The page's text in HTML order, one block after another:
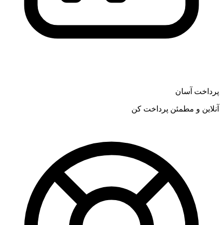
پرداخت آسان
آنلاین و مطمئن پرداخت کن